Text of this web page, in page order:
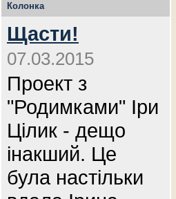
Колонка
Щасти!
07.03.2015
Проект з
"Родимками" Іри
Цілик - дещо
інакший. Це
була настільки